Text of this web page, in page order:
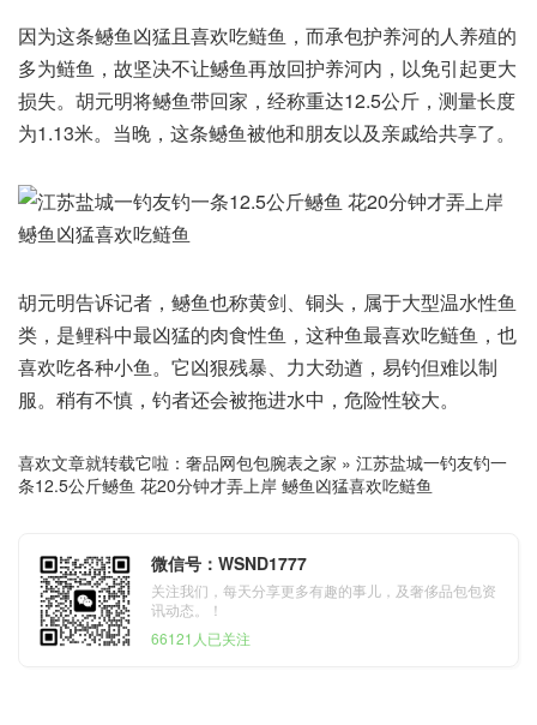
因为这条鳡鱼凶猛且喜欢吃鲢鱼，而承包护养河的人养殖的
多为鲢鱼，故坚决不让鳡鱼再放回护养河内，以免引起更大
损失。胡元明将鳡鱼带回家，经称重达12.5公斤，测量长度
为1.13米。当晚，这条鳡鱼被他和朋友以及亲戚给共享了。
胡元明告诉记者，鳡鱼也称黄剑、铜头，属于大型温水性鱼
类，是鲤科中最凶猛的肉食性鱼，这种鱼最喜欢吃鲢鱼，也
喜欢吃各种小鱼。它凶狠残暴、力大劲遒，易钓但难以制
服。稍有不慎，钓者还会被拖进水中，危险性较大。
喜欢文章就转载它啦： 奢品网包包腕表之家 » 江苏盐城一钓友钓一
条12.5公斤鳡鱼 花20分钟才弄上岸 鳡鱼凶猛喜欢吃鲢鱼
微信号：WSND1777
关注我们，每天分享更多有趣的事儿，及奢侈品包包资
讯动态。！
66121人已关注